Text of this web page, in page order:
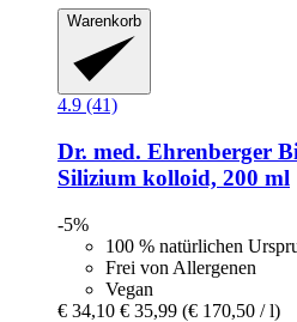
Warenkorb
4.9 (41)
Dr. med. Ehrenberger
Silizium kolloid, 200 ml
-5%
100 % natürlichen
Frei von Allergenen
Vegan
€ 34,10 € 35,99 (€ 170,50 / l)